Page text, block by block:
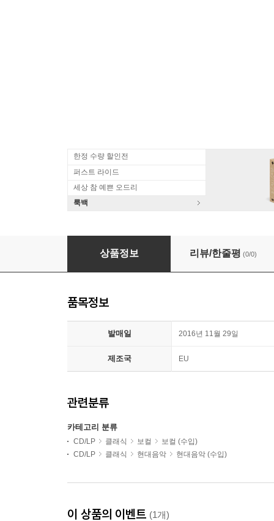
한정 수량 할인전
퍼스트 라이드
세상 참 예쁜 오드리
룩백
Franz Vitzthum 마드리갈리 - 막스 벡쉐퍼: 보
상품정보 리뷰/한줄평 (0/0)
품목정보
발매일 2016년 11월 29일
제조국 EU
관련분류
카테고리 분류
CD/LP 클래식 보컬
보컬 (수입)
CD/LP
클래식 현대음악 현대음악 (수입)
이 상품의 이벤트 (1개)